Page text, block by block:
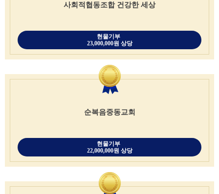
사회적협동조합 건강한 세상
현물기부
23,000,000원 상당
순복음중동교회
현물기부
22,000,000원 상당